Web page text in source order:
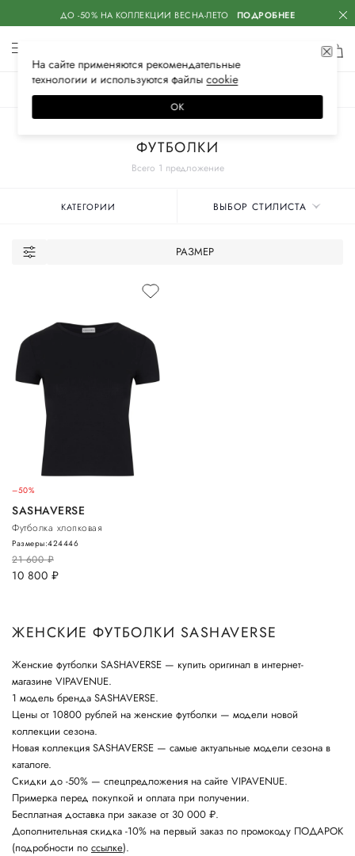
ДО -50% НА КОЛЛЕКЦИИ ВЕСНА-ЛЕТО ПОДРОБНЕЕ
Всего 1 предложение
ФУТБОЛКИ
КАТЕГОРИИ ВЫБОР СТИЛИСТА
РАЗМЕР
–50%
SASHAVERSE
Футболка хлопковая
21 600руб.
10 800 руб.
Размеры:424446
ЖЕНСКИЕ ФУТБОЛКИ SASHAVERSE
Женские футболки SASHAVERSE — купить оригинал в интернет-
магазине VIPAVENUE.
1 модель бренда SASHAVERSE.
Цены от 10800 рублей на женские футболки — модели новой
коллекции сезона.
Новая коллекция SASHAVERSE — самые актуальные модели сезона в
каталоге.
Скидки до -50% — спецпредложения на сайте VIPAVENUE.
Примерка перед покупкой и оплата при получении.
Бесплатная доставка при заказе от 30 000 ₽.
Дополнительная скидка -10% на первый заказ по промокоду ПОДАРОК
(подробности по ссылке).
На сайте применяются рекомендательные
технологии и используются файлысооkiе
ОК